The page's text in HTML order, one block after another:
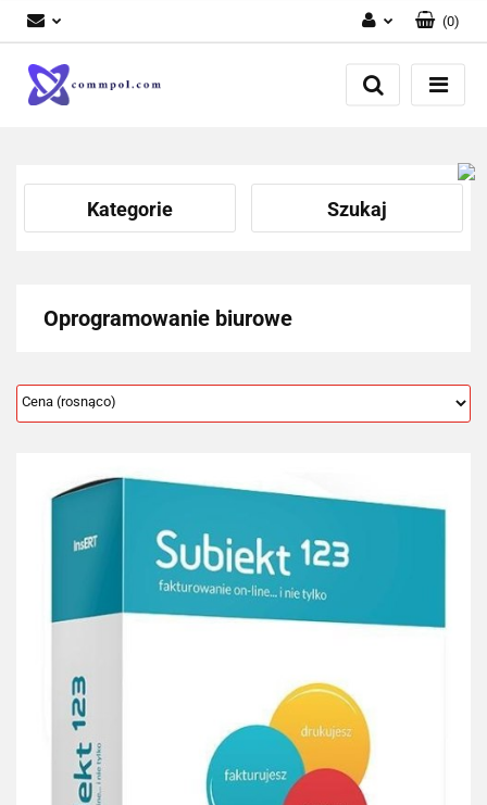
Zaloguj się
Zarejestruj się
(0)
Kategorie Szukaj
Oprogramowanie biurowe